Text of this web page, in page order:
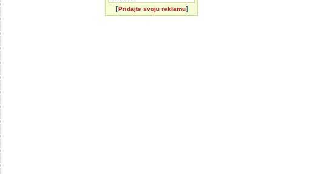
[Pridajte svoju reklamu]